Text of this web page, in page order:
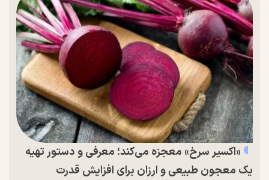
«اکسیر سرخ» معجزه می‌کند؛ معرفی و دستور تهیه
یک معجون طبیعی و ارزان برای افزایش قدرت